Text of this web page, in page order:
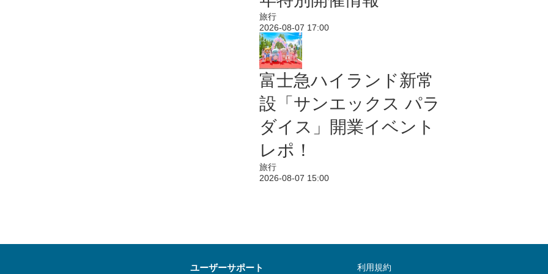
旅行
2026-08-07 17:00
富士急ハイランド新常
設「サンエックス パラ
ダイス」開業イベント
レポ！
旅行
2026-08-07 15:00
ユーザーサポート
利用規約